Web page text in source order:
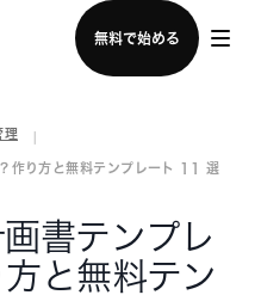
無料で始める
問い合わせる
理
作り方と無料テンプレート 11 選
書テンプレ
と無料テン